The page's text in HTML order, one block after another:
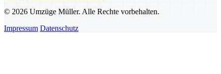
© 2026 Umzüge Müller. Alle Rechte vorbehalten.
Impressum Datenschutz